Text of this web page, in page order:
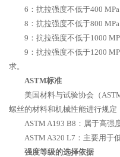
6：抗拉强度不低于400
8：抗拉强度不低于800
9：抗拉强度不低于1000
9：抗拉强度不低于1200
求。
ASTM标准
美国材料与试验协会（
螺丝的材料和机械性能进行规定
ASTM A193 B8：属于高强
ASTM A320 L7：主要用于
强度等级的选择依据